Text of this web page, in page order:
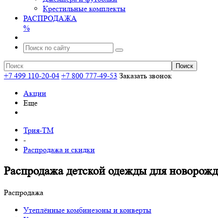
Крестильные комплекты
РАСПРОДАЖА
%
+7 499 110-20-04 +7 800 777-49-53 Заказать звонок
Акции
Еще
Трия-ТМ
-
Распродажа и скидки
Распродажа детской одежды для
Распродажа
Утеплённые комбинезоны и конверты